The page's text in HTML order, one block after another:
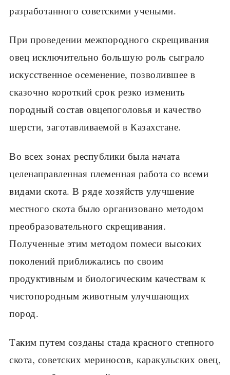
разра­ботанного советскими учеными.
При проведении межпородного скрещивания
овец исключительно большую роль сыграло
искусственное осеменение, позволившее в
сказоч­но короткий срок резко изменить
породный состав овцепоголовья и ка­чество
шерсти, заготавливаемой в Казахстане.
Во всех зонах республики была начата
целенаправленная племен­ная работа со всеми
видами скота. В ряде хозяйств улучшение
местного скота было организовано методом
преобразовательного скрещивания.
Полученные этим методом помеси высоких
поколений приближались по своим
продуктивным и биологическим качествам к
чистопородным жи­вотным улучшающих
пород.
Таким путем созданы стада красного степного
скота, советских мериносов, каракульских овец,